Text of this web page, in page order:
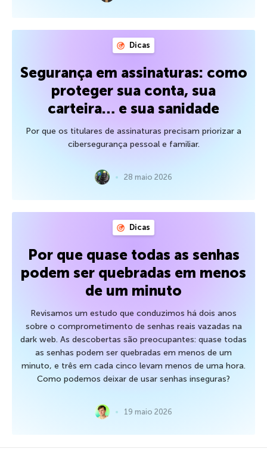
Dicas
Segurança em assinaturas: como
proteger sua conta, sua
carteira… e sua sanidade
Por que os titulares de assinaturas precisam priorizar a
cibersegurança pessoal e familiar.
28 maio 2026
Dicas
Por que quase todas as senhas
podem ser quebradas em menos
de um minuto
Revisamos um estudo que conduzimos há dois anos
sobre o comprometimento de senhas reais vazadas na
dark web. As descobertas são preocupantes: quase todas
as senhas podem ser quebradas em menos de um
minuto, e três em cada cinco levam menos de uma hora.
Como podemos deixar de usar senhas inseguras?
19 maio 2026